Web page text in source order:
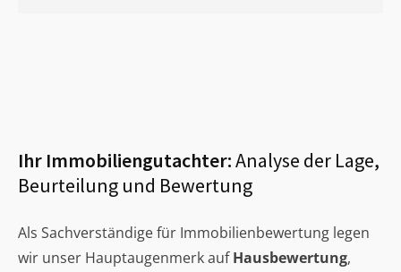
Ihr Immobiliengutachter:Analyse der Lage,
Beurteilung und Bewertung
Als Sachverständige für Immobilienbewertung legen
wir unser Hauptaugenmerk aufHausbewertung,